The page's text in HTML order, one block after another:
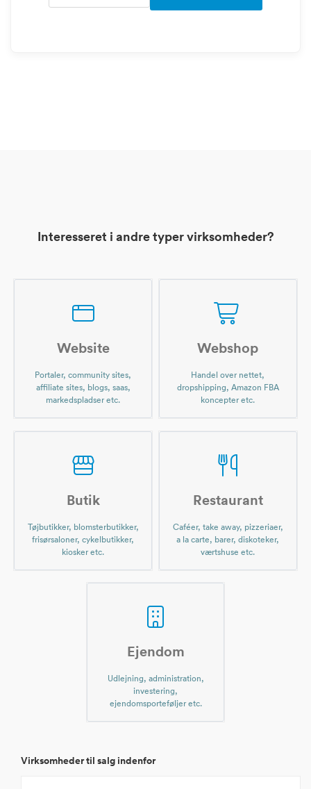
Interesseret i andre typer virksomheder?
Website
Portaler, community sites,
affiliate sites, blogs, saas,
markedspladser etc.
Webshop
Handel over nettet,
dropshipping, Amazon FBA
koncepter etc.
Butik
Tøjbutikker, blomsterbutikker,
frisørsaloner, cykelbutikker,
kiosker etc.
Restaurant
Caféer, take away, pizzeriaer,
a la carte, barer, diskoteker,
værtshuse etc.
Ejendom
Udlejning, administration,
investering,
ejendomsporteføljer etc.
Virksomheder til salg indenfor